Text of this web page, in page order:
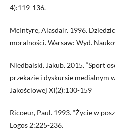
4):119-136.
McIntyre, Alasdair. 1996.
moralności. Warsaw: Wyd.
Niedbalski. Jakub. 2015. “Sport
przekazie i dyskursie medialnym
Jakościowej XI(2):130-159
Ricoeur, Paul. 1993. “Życie w
Logos 2:225-236.